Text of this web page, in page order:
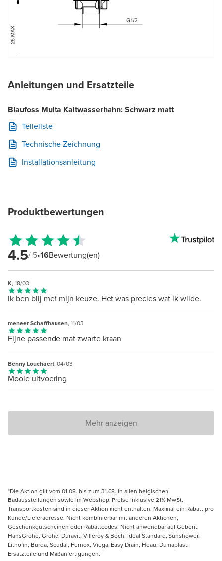
Anleitungen und Ersatzteile
Blaufoss Multa Kaltwasserhahn: Schwarz matt
Teileliste
Technische Zeichnung
Installationsanleitung
Produktbewertungen
4.5/ 5•16Bewertung(en)
K, 18/03
Ik ben blij met mijn keuze. Het was precies wat ik wilde.
meneer Schaffhausen, 11/03
Fijne passende mat zwarte kraan
Benny Louchaert, 04/03
Mooie uitvoering
Mehr anzeigen
*Die Aktion gilt vom 01.08. bis zum 31.08. in allen belgischen
Badausstellungen sowie im Webshop. Preise inklusive 21% MwSt.
Transportkosten sind in dieser Aktion nicht enthalten. Maximal ein Rabatt pro
Kunde/Lieferadresse. Nicht kombinierbar mit anderen Aktionen,
Geschenkgutscheinen oder Rabattcodes. Nicht anwendbar auf Geberit,
HansGrohe, Grohe, Duravit, Villeroy & Boch, Ideal Standard, Sunshower,
Lithofin, Burda, Soudal, Fernox, Viega, Easy Drain, Heau, Dumaplast,
Ersatzteile und Maßanfertigungen.